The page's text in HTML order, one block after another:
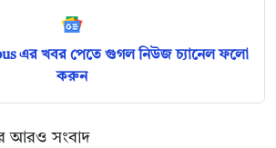
এর খবর পেতে গুগল নিউজ চ্যানেল ফলো
করুন
আরও সংবাদ